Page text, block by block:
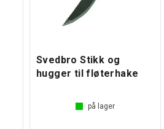
Svedbro Stikk og
hugger til fløterhake
på lager